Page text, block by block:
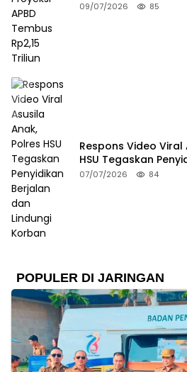
09/07/2026 85
Respons Video Viral
HSU Tegaskan
Lindungi Korban
07/07/2026 84